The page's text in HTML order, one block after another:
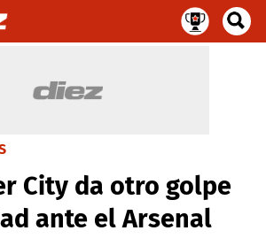
City da otro golpe
ante el Arsenal